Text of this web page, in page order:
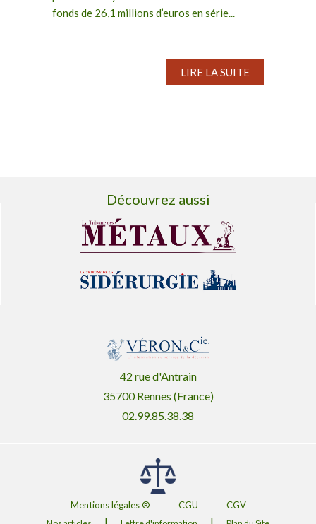
fonds de 26,1 millions d’euros en série...
LIRE LA SUITE
Mentions légales ® CGU CGV
Découvrez aussi
42 rue d'Antrain
35700 Rennes (France)
02.99.85.38.38